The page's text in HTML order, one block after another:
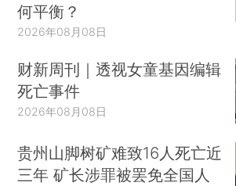
何平衡？
2026年08月08日
财新周刊｜透视女童基因编辑
死亡事件
2026年08月08日
贵州山脚树矿难致16人死亡近
三年 矿长涉罪被罢免全国人